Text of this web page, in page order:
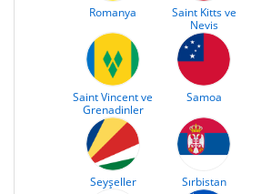
Romanya
Saint Kitts ve
Nevis
Saint Vincent ve
Grenadinler
Samoa
Seyşeller Sırbistan